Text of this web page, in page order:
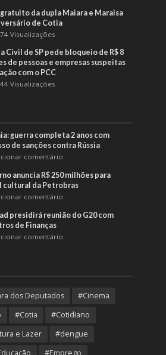
gratuito da dupla Maiara e Maraisa
de Cotia
Visualizações
Civil de SP pede bloqueio de R$ 8
de pessoas e empresas suspeitas
com o PCC
Visualizações
guerra completa 2 anos com
de sanções contra Rússia
comentário
anuncia R$ 250 milhões para
cultural da Petrobras
comentário
presidirá reunião do G20 com
de Finanças
comentário
dos Deputados
#Cinema
#Cotia
#Cotidiano
e Lazer
#dengue
#Emprego